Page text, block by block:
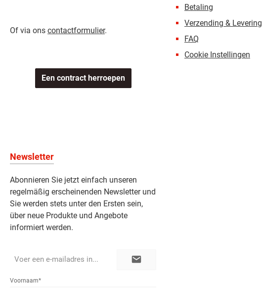
Of via ons contactformulier.
Een contract herroepen
Betaling
Verzending & Levering
FAQ
Cookie Instellingen
Newsletter
Abonnieren Sie jetzt einfach unseren
regelmäßig erscheinenden Newsletter und
Sie werden stets unter den Ersten sein,
über neue Produkte und Angebote
informiert werden.
mailadres*
Voornaam*